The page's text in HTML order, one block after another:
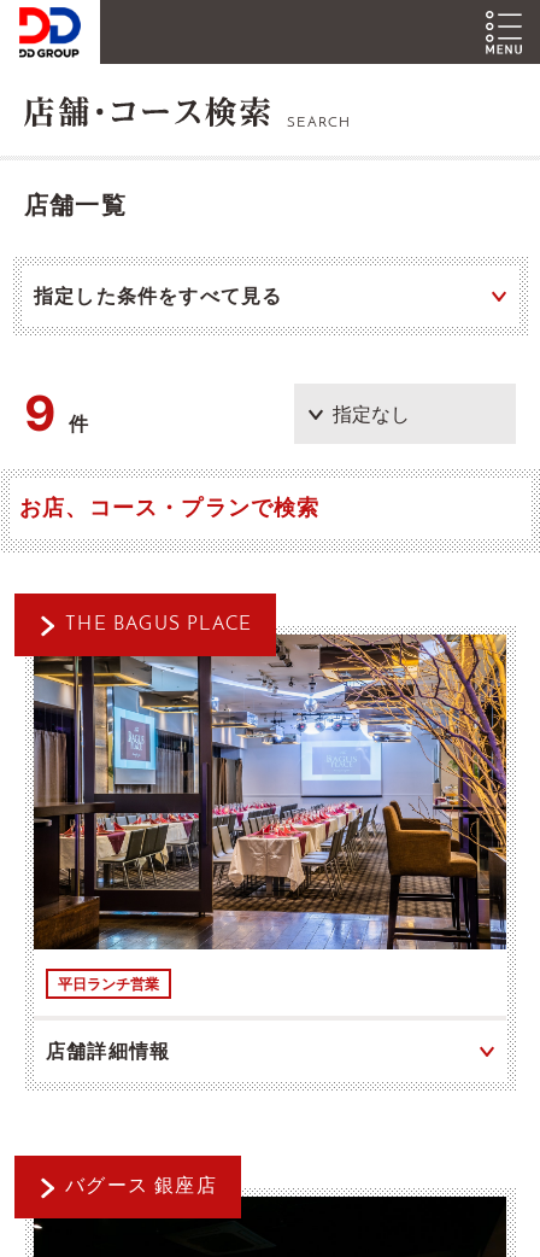
SEARCH
店舗一覧
指定した条件をすべて見る
9件
お店、コース・プランで検索
THE BAGUS PLACE
平日ランチ営業
店舗詳細情報
バグース 銀座店